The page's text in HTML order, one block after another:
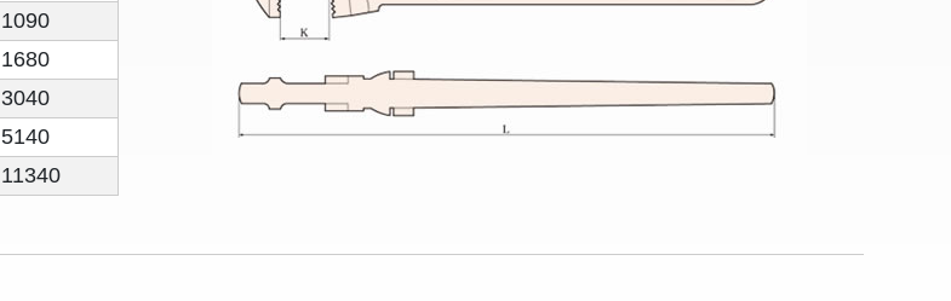
1090
1680
3040
5140
11340